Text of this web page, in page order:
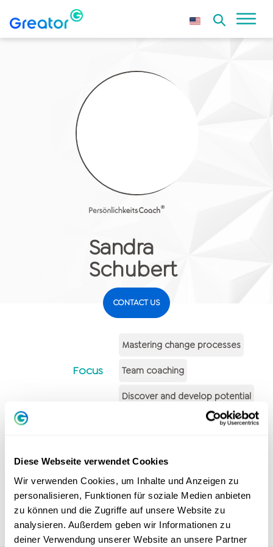
Diese Webseite verwendet Cookies
Wir verwenden Cookies, um Inhalte und Anzeigen zu
personalisieren, Funktionen für soziale Medien anbieten
zu können und die Zugriffe auf unsere Website zu
analysieren. Außerdem geben wir Informationen zu
deiner Verwendung unserer Website an unsere Partner
Sandra
Schubert
CONTACT US
Focus
Mastering change processes
Team coaching
Discover and develop potential
Coaching
language